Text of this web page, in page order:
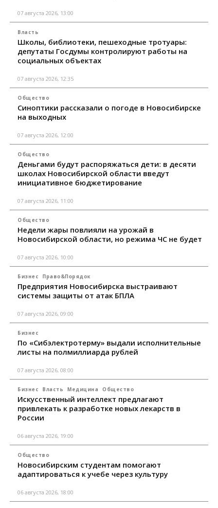
07 августа 2026, 13:00
Власть
Школы, библиотеки, пешеходные тротуары:
депутаты Госдумы контролируют работы на
социальных объектах
07 августа 2026, 12:35
Общество
Синоптики рассказали о погоде в Новосибирске
на выходных
07 августа 2026, 12:00
Общество
Деньгами будут распоряжаться дети: в десяти
школах Новосибирской области введут
инициативное бюджетирование
07 августа 2026, 11:00
Общество
Недели жары повлияли на урожай в
Новосибирской области, но режима ЧС не будет
07 августа 2026, 10:00
Бизнес Право&Порядок
Предприятия Новосибирска выстраивают
системы защиты от атак БПЛА
07 августа 2026, 09:00
Бизнес
По «Сибэлектротерму» выдали исполнительные
листы на полмиллиарда рублей
07 августа 2026, 08:00
Бизнес Власть Медицина Общество
Искусственный интеллект предлагают
привлекать к разработке новых лекарств в
России
06 августа 2026, 19:00
Общество
Новосибирским студентам помогают
адаптироваться к учебе через культуру
06 августа 2026, 18:00